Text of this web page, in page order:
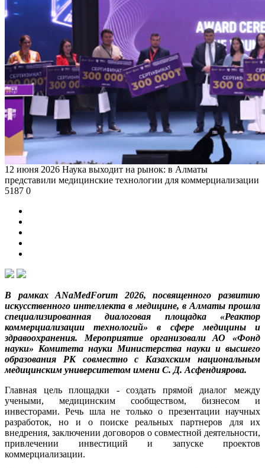
12 июня 2026 Наука выходит на рынок: в Алматы
представили медицинские технологии для коммерциализации
5187 0
В рамках ANaMedForum 2026, посвященного развитию
искусственного интеллекта в медицине, в Алматы прошла
специализированная диалоговая площадка «Реактор
коммерциализации технологий» в сфере медицины и
здравоохранения. Мероприятие организовали АО «Фонд
науки» Комитета науки Министерства науки и высшего
образования РК совместно с Казахским национальным
медицинским университетом имени С. Д. Асфендиярова.
Главная цель площадки - создать прямой диалог между
учеными, медицинским сообществом, бизнесом и
инвесторами. Речь шла не только о презентации научных
разработок, но и о поиске реальных партнеров для их
внедрения, заключении договоров о совместной деятельности,
привлечении инвестиций и запуске проектов
коммерциализации.